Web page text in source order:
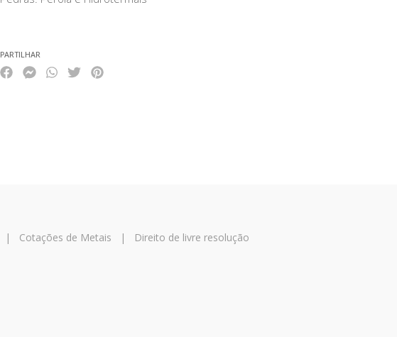
PARTILHAR
| Cotações de Metais | Direito de livre resolução